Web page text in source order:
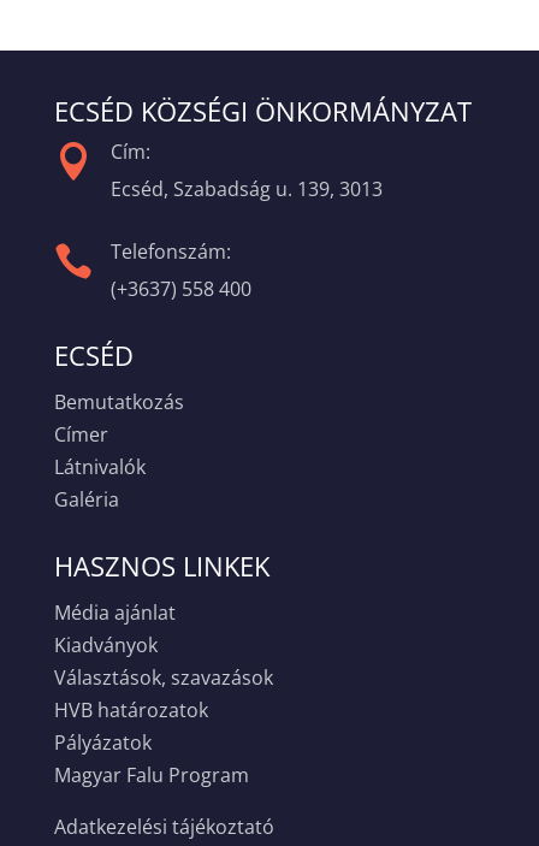
ECSÉD KÖZSÉGI ÖNKORMÁNYZAT

Cím:
Ecséd, Szabadság u. 139, 3013

Telefonszám:
(+3637) 558 400
ECSÉD
Bemutatkozás
Címer
Látnivalók
Galéria
HASZNOS LINKEK
Média ajánlat
Kiadványok
Választások, szavazások
HVB határozatok
Pályázatok
Magyar Falu Program
Adatkezelési tájékoztató